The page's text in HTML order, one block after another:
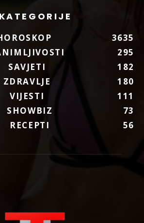
KATEGORIJE
3635
295
SAVJETI
182
ZDRAVLJE
180
VIJESTI
111
SHOWBIZ
73
RECEPTI
56